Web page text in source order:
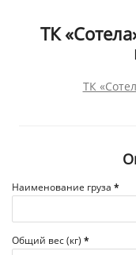
ТК
ТК
Наименование груза *
Общий вес (кг) *